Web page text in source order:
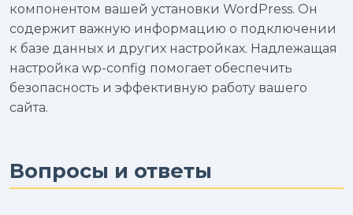
компонентом вашей установки WordPress. Он
содержит важную информацию о подключении
к базе данных и других настройках. Надлежащая
настройка wp-config помогает обеспечить
безопасность и эффективную работу вашего
сайта.
Вопросы и ответы